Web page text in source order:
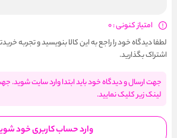
امتیاز کنونی : 0
لطفا دیدگاه خود را راجع به این کالا بنویسید و تجربه
اشتراک بگذارید.
جهت ارسال و دیدگاه خود باید ابتدا وارد سایت شوید.
لینک زیر کلیک نمایید.
وارد حساب کاربری خود